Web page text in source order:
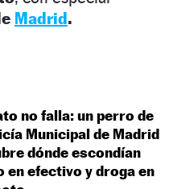
Madrid.
no falla: un perro de
Municipal de Madrid
dónde escondían
en efectivo y droga en